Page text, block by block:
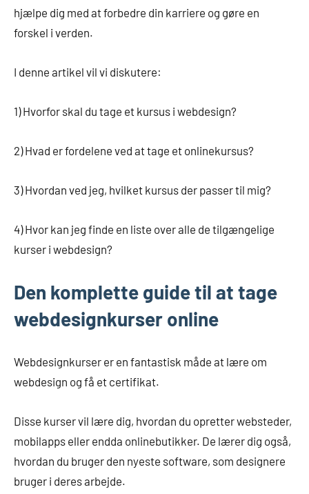
hjælpe dig med at forbedre din karriere og gøre en
forskel i verden.
I denne artikel vil vi diskutere:
1) Hvorfor skal du tage et kursus i webdesign?
2) Hvad er fordelene ved at tage et onlinekursus?
3) Hvordan ved jeg, hvilket kursus der passer til mig?
4) Hvor kan jeg finde en liste over alle de tilgængelige
kurser i webdesign?
Den komplette guide til at tage
webdesignkurser online
Webdesignkurser er en fantastisk måde at lære om
webdesign og få et certifikat.
Disse kurser vil lære dig, hvordan du opretter websteder,
mobilapps eller endda onlinebutikker. De lærer dig også,
hvordan du bruger den nyeste software, som designere
bruger i deres arbejde.